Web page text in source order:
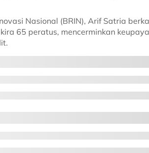
Nasional (BRIN), Arif Satria
65 peratus, mencerminkan